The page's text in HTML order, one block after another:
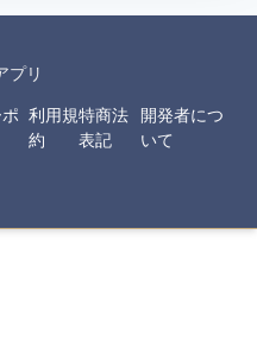
プリ
利用規
約
特商法
表記
開発者につ
いて